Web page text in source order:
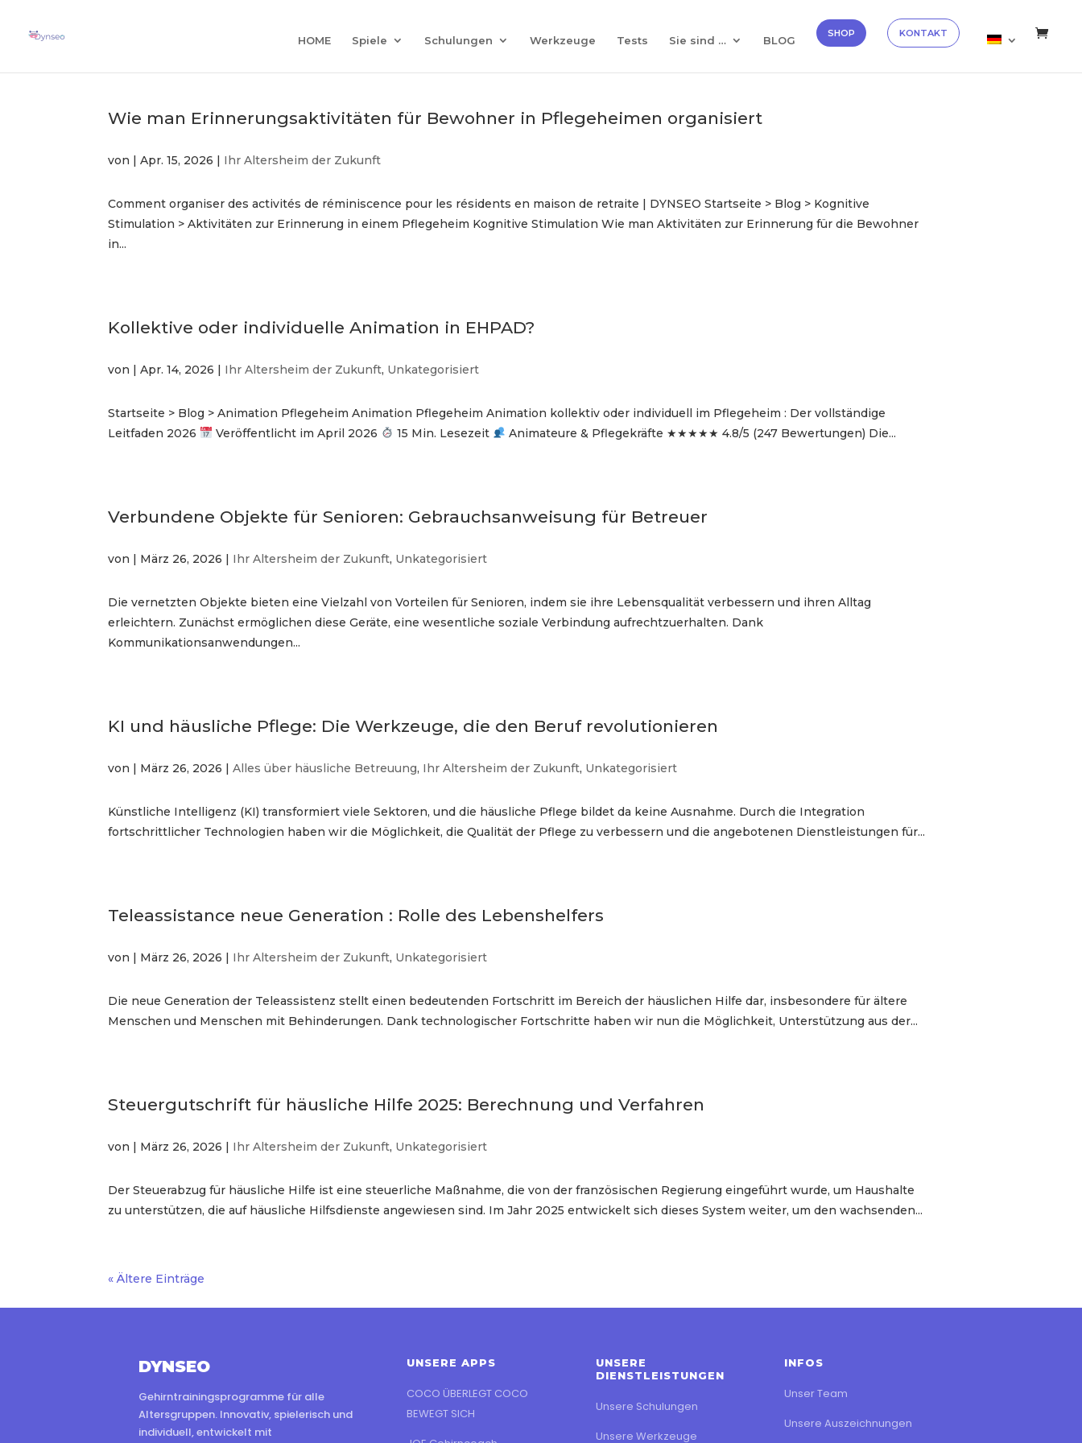
HOME
Spiele Schulungen Werkzeuge Tests Sie sind … BLOG
SHOP KONTAKT
Wie man Erinnerungsaktivitäten für Bewohner in Pflegeheimen organisiert
von |Apr. 15, 2026 | Ihr Altersheim der Zukunft
Comment organiser des activités de réminiscence pour les résidents en maison de retraite | DYNSEO Startseite > Blog > Kognitive
Stimulation > Aktivitäten zur Erinnerung in einem Pflegeheim Kognitive Stimulation Wie man Aktivitäten zur Erinnerung für die Bewohner
in...
Kollektive oder individuelle Animation in EHPAD?
von |Apr. 14, 2026 | Ihr Altersheim der Zukunft, Unkategorisiert
Startseite > Blog > Animation Pflegeheim Animation Pflegeheim Animation kollektiv oder individuell im Pflegeheim : Der vollständige
Leitfaden 2026
Veröffentlicht im April 2026 15 Min. Lesezeit Animateure & Pflegekräfte ★★★★★ 4.8/5 (247 Bewertungen) Die...
Verbundene Objekte für Senioren: Gebrauchsanweisung für Betreuer
von | März 26, 2026 | Ihr Altersheim der Zukunft, Unkategorisiert
Die vernetzten Objekte bieten eine Vielzahl von Vorteilen für Senioren, indem sie ihre Lebensqualität verbessern und ihren Alltag
erleichtern. Zunächst ermöglichen diese Geräte, eine wesentliche soziale Verbindung aufrechtzuerhalten. Dank
Kommunikationsanwendungen...
KI und häusliche Pflege: Die Werkzeuge, die den Beruf revolutionieren
von | März 26, 2026 |Alles über häusliche Betreuung, Ihr Altersheim der Zukunft, Unkategorisiert
Künstliche Intelligenz (KI) transformiert viele Sektoren, und die häusliche Pflege bildet da keine Ausnahme. Durch die Integration
fortschrittlicher Technologien haben wir die Möglichkeit, die Qualität der Pflege zu verbessern und die angebotenen Dienstleistungen für...
Teleassistance neue Generation : Rolle des Lebenshelfers
von | März 26, 2026 | Ihr Altersheim der Zukunft, Unkategorisiert
Die neue Generation der Teleassistenz stellt einen bedeutenden Fortschritt im Bereich der häuslichen Hilfe dar, insbesondere für ältere
Menschen und Menschen mit Behinderungen. Dank technologischer Fortschritte haben wir nun die Möglichkeit, Unterstützung aus der...
Steuergutschrift für häusliche Hilfe 2025: Berechnung und Verfahren
von | März 26, 2026 | Ihr Altersheim der Zukunft, Unkategorisiert
Der Steuerabzug für häusliche Hilfe ist eine steuerliche Maßnahme, die von der französischen Regierung eingeführt wurde, um Haushalte
zu unterstützen, die auf häusliche Hilfsdienste angewiesen sind. Im Jahr 2025 entwickelt sich dieses System weiter, um den wachsenden...
« Ältere Einträge
DYNSEO
Gehirntrainingsprogramme für alle
Altersgruppen. Innovativ, spielerisch und
individuell, entwickelt mit
UNSERE APPS
COCO ÜBERLEGT COCO
BEWEGT SICH
UNSERE
DIENSTLEISTUNGEN
Unsere Schulungen
Unsere Werkzeuge
INFOS
Unser Team
Unsere Auszeichnungen